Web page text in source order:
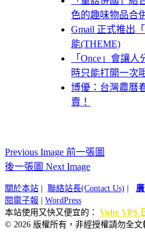
色的趣味物品合
Gmail 正式推出
能(THEME)
「Once」會讓
時只能打開一次
博優：台灣農曆
賣！
Previous Image 前一張圖
後一張圖 Next Image
關於本站 聯絡站長(Contact Us)
閱電子報
WordPress
本站使用又快又便宜的： Vultr VPS
© 2026 版權所有，非經授權請勿全文